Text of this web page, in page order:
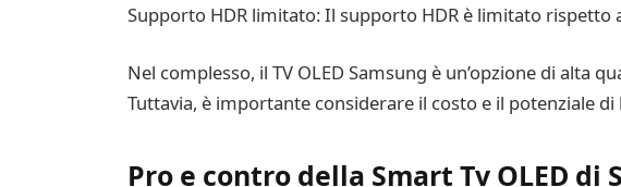
Supporto HDR limitato: Il supporto HDR è limitato rispetto
Nel complesso, il TV OLED Samsung è un’opzione di alta
Tuttavia, è importante considerare il costo e il potenziale
Pro e contro della Smart Tv OLED di